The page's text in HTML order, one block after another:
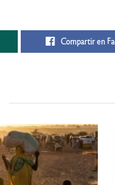
Compartir en